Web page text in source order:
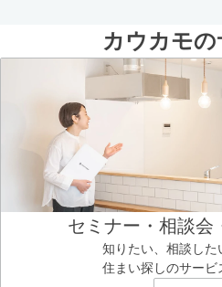
カウカモの
セミナー・相談会
知りたい、相談した
住まい探しのサービ